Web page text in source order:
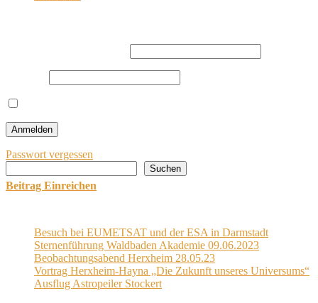
Passwort vergessen
Suchen
Beitrag Einreichen
Besuch bei EUMETSAT und der ESA in Darmstadt
Sternenführung Waldbaden Akademie 09.06.2023
Beobachtungsabend Herxheim 28.05.23
Vortrag Herxheim-Hayna „Die Zukunft unseres Universums“
Ausflug Astropeiler Stockert